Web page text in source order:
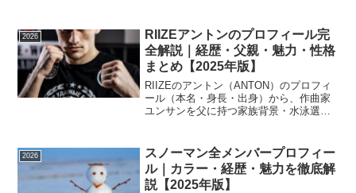
をまとめました。
2026
RIIZEアントンのプロフィール完
全解説｜経歴・父親・魅力・性格
まとめ【2025年版】
RIIZEのアントン（ANTON）のプロフィ
ール（本名・身長・出身）から、作曲家
ユンサンを父に持つ家族背景・水泳選手
2026
スノーマン全メンバープロフィー
ル｜カラー・経歴・魅力を徹底解
説【2025年版】